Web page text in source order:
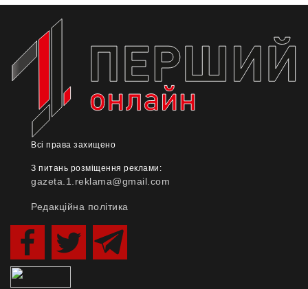
Всі права захищено
З питань розміщення реклами:
gazeta.1.reklama@gmail.com
Редакційна політика